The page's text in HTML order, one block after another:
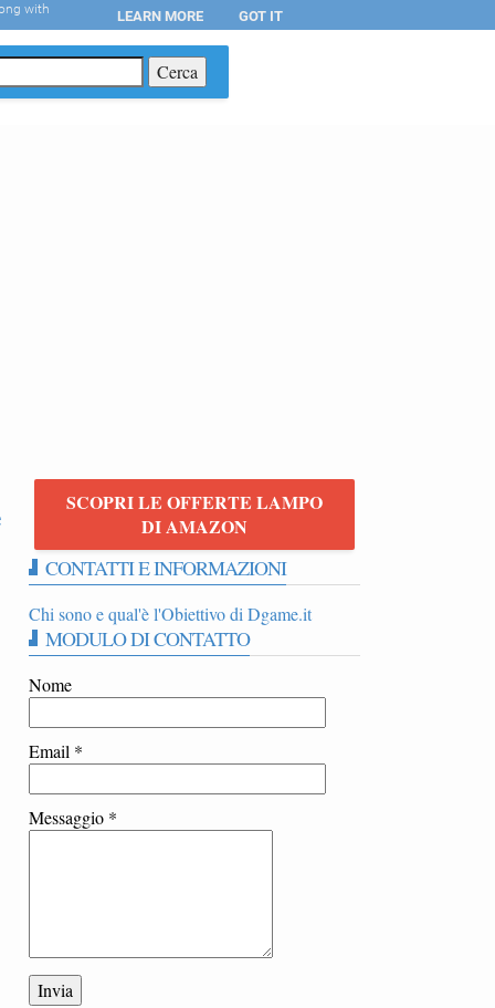
SCOPRI LE OFFERTE LAMPO
DI AMAZON
CONTATTI E INFORMAZIONI
Chi sono e qual'è l'Obiettivo di Dgame.it
MODULO DI CONTATTO
Nome
Email *
Messaggio *
with LEARN MORE GOT IT